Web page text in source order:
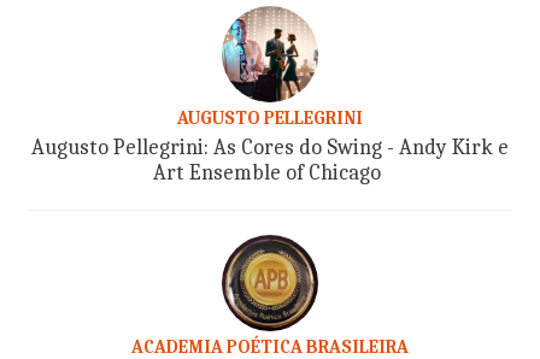
AUGUSTO PELLEGRINI
Augusto Pellegrini: As Cores do Swing - Andy Kirk e
Art Ensemble of Chicago
ACADEMIA POÉTICA BRASILEIRA